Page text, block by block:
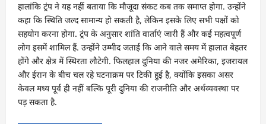
हालांकि ट्रंप ने यह नहीं बताया कि मौजूदा संकट कब तक समाप्त होगा. उन्होंने
कहा कि स्थिति जल्द सामान्य हो सकती है, लेकिन इसके लिए सभी पक्षों को
सहयोग करना होगा. ट्रंप के अनुसार शांति वार्ताएं जारी हैं और कई महत्वपूर्ण
लोग इसमें शामिल हैं. उन्होंने उम्मीद जताई कि आने वाले समय में हालात बेहतर
होंगे और क्षेत्र में स्थिरता लौटेगी. फिलहाल दुनिया की नजर अमेरिका, इजरायल
और ईरान के बीच चल रहे घटनाक्रम पर टिकी हुई है, क्योंकि इसका असर
केवल मध्य पूर्व ही नहीं बल्कि पूरी दुनिया की राजनीति और अर्थव्यवस्था पर
पड़ सकता है.